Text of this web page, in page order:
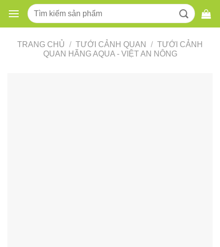
content
Tìm
kiếm:
TRANG CHỦ / TƯỚI CẢNH QUAN / TƯỚI CẢNH
QUAN HÃNG AQUA - VIỆT AN NÔNG